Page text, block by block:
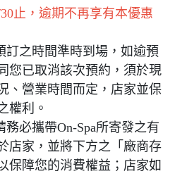
止，逾期不再享有本優惠
訂之時間準時到場，如逾預
您已取消該次預約，須於現
、營業時間而定，店家並保
權利。
必攜帶On-Spa所寄發之有
店家，並將下方之「廠商存
保障您的消費權益；店家如